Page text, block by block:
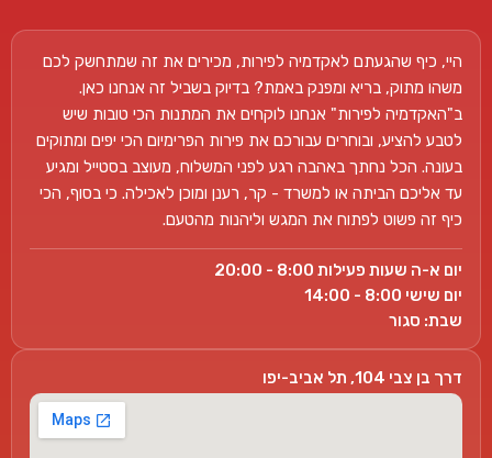
היי, כיף שהגעתם לאקדמיה לפירות, מכירים את זה שמתחשק לכם
משהו מתוק, בריא ומפנק באמת? בדיוק בשביל זה אנחנו כאן.
ב"האקדמיה לפירות" אנחנו לוקחים את המתנות הכי טובות שיש
לטבע להציע, ובוחרים עבורכם את פירות הפרימיום הכי יפים ומתוקים
בעונה. הכל נחתך באהבה רגע לפני המשלוח, מעוצב בסטייל ומגיע
עד אליכם הביתה או למשרד - קר, רענן ומוכן לאכילה. כי בסוף, הכי
כיף זה פשוט לפתוח את המגש וליהנות מהטעם.
יום א-ה שעות פעילות 8:00 - 20:00
יום שישי 8:00 - 14:00
שבת: סגור
דרך בן צבי 104, תל אביב-יפו